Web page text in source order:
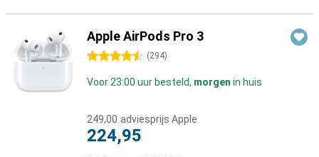
Apple AirPods Pro 3
4.5 sterren (294)
Voor 23:00 uur besteld, morgen in huis
249,00 adviesprijs Apple
224,95